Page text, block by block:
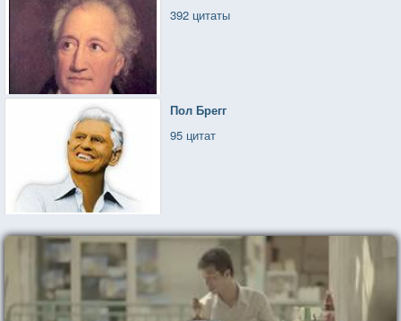
392 цитаты
Пол Брегг
95 цитат